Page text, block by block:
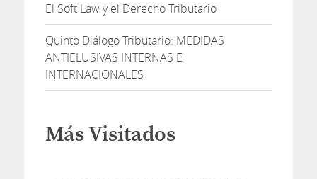
El Soft Law y el Derecho Tributario
Quinto Diálogo Tributario: MEDIDAS
ANTIELUSIVAS INTERNAS E
INTERNACIONALES
Más Visitados